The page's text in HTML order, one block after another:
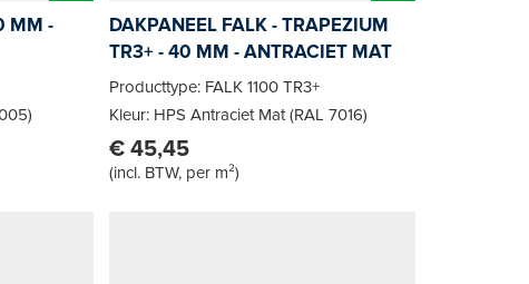
MM -
DAKPANEEL FALK - TRAPEZIUM
TR3+ - 40 MM - ANTRACIET MAT
Producttype: FALK 1100 TR3+
Kleur: HPS Antraciet Mat (RAL 7016)
€ 45,45
(incl. BTW, per m²)